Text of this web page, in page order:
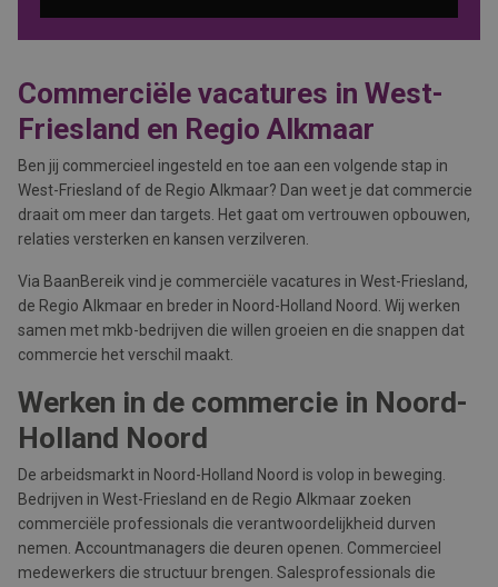
Commerciële vacatures in West-
Friesland en Regio Alkmaar
Ben jij commercieel ingesteld en toe aan een volgende stap in
West-Friesland of de Regio Alkmaar? Dan weet je dat commercie
draait om meer dan targets. Het gaat om vertrouwen opbouwen,
relaties versterken en kansen verzilveren.
Via BaanBereik vind je commerciële vacatures in West-Friesland,
de Regio Alkmaar en breder in Noord-Holland Noord. Wij werken
samen met mkb-bedrijven die willen groeien en die snappen dat
commercie het verschil maakt.
Werken in de commercie in Noord-
Holland Noord
De arbeidsmarkt in Noord-Holland Noord is volop in beweging.
Bedrijven in West-Friesland en de Regio Alkmaar zoeken
commerciële professionals die verantwoordelijkheid durven
nemen. Accountmanagers die deuren openen. Commercieel
medewerkers die structuur brengen. Salesprofessionals die